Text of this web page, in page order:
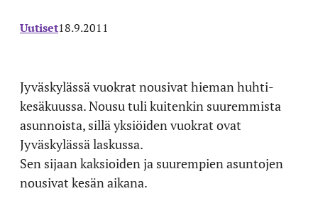
Uutiset18.9.2011
Jyväskylässä vuokrat nousivat hieman huhti-
kesäkuussa. Nousu tuli kuitenkin suuremmista
asunnoista, sillä yksiöiden vuokrat ovat
Jyväskylässä laskussa.
Sen sijaan kaksioiden ja suurempien asuntojen
nousivat kesän aikana.